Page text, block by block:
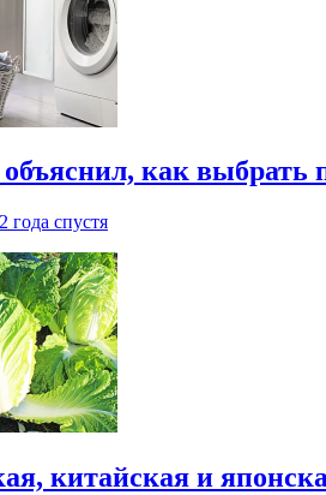
объяснил, как
2 года спустя
китайская и